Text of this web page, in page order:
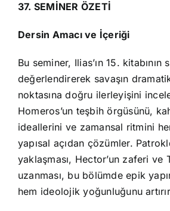
İletişim
37. SEMİNER ÖZETİ
Dersin Amacı ve İçeriği
Bu seminer, Ilias’ın 15.
değerlendirerek savaşın
noktasına doğru ilerleyişini
Homeros’un teşbih örgüsünü,
ideallerini ve zamansal ritmini
yapısal açıdan çözümler.
yaklaşması, Hector’un zaferi ve
uzanması, bu bölümde epik
hem ideolojik yoğunluğunu